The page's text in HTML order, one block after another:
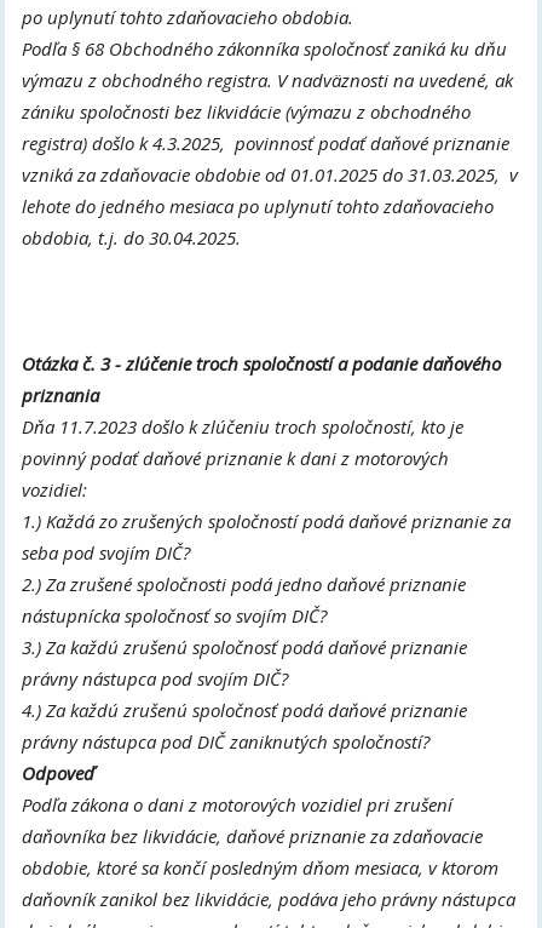
po uplynutí tohto zdaňovacieho obdobia.
Podľa § 68 Obchodného zákonníka spoločnosť zaniká ku dňu
výmazu z obchodného registra. V nadväznosti na uvedené, ak
zániku spoločnosti bez likvidácie (výmazu z obchodného
registra) došlo k 4.3.2025, povinnosť podať daňové priznanie
vzniká za zdaňovacie obdobie od 01.01.2025 do 31.03.2025, v
lehote do jedného mesiaca po uplynutí tohto zdaňovacieho
obdobia, t.j. do 30.04.2025.
Otázka č. 3 - zlúčenie troch spoločností a podanie daňového
priznania
Dňa 11.7.2023 došlo k zlúčeniu troch spoločností, kto je
povinný podať daňové priznanie k dani z motorových
vozidiel:
1.) Každá zo zrušených spoločností podá daňové priznanie za
seba pod svojím DIČ?
2.) Za zrušené spoločnosti podá jedno daňové priznanie
nástupnícka spoločnosť so svojím DIČ?
3.) Za každú zrušenú spoločnosť podá daňové priznanie
právny nástupca pod svojím DIČ?
4.) Za každú zrušenú spoločnosť podá daňové priznanie
právny nástupca pod DIČ zaniknutých spoločností?
Odpoveď
Podľa zákona o dani z motorových vozidiel pri zrušení
daňovníka bez likvidácie, daňové priznanie za zdaňovacie
obdobie, ktoré sa končí posledným dňom mesiaca, v ktorom
daňovník zanikol bez likvidácie, podáva jeho právny nástupca